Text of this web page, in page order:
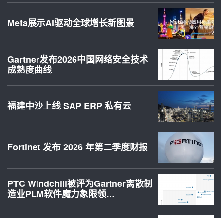
Meta展示AI驱动全球增长新图景
Gartner发布2026中国网络安全技术
成熟度曲线
福建中沙上线 SAP ERP 私有云
Fortinet 发布 2026 年第二季度财报
PTC Windchill被评为Gartner离散制
造业PLM软件魔力象限领…